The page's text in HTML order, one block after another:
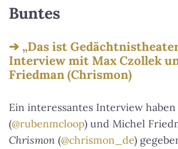
Buntes
„Das ist
Interview mit Max Czollek
Friedman (Chrismon)
Ein interessantes Interview haben
(@rubenmcloop) und Michel
Chrismon (@chrismon_de)